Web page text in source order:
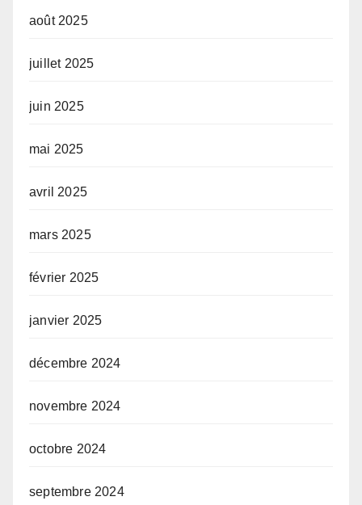
août 2025
juillet 2025
juin 2025
mai 2025
avril 2025
mars 2025
février 2025
janvier 2025
décembre 2024
novembre 2024
octobre 2024
septembre 2024